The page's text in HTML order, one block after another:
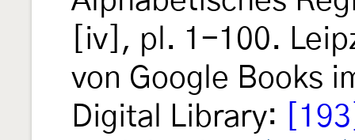
[iv], pl. 1-100.
von Google Books
Digital Library: